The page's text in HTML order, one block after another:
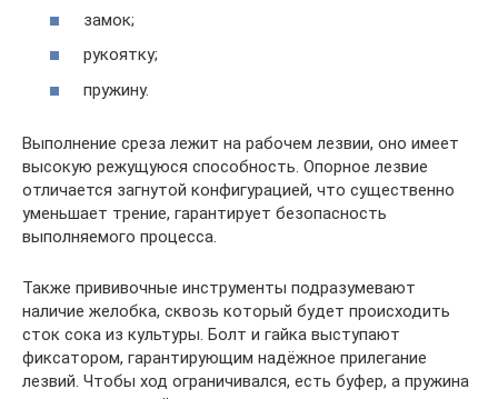
замок;
рукоятку;
пружину.
Выполнение среза лежит на рабочем лезвии, оно имеет
высокую режущуюся способность. Опорное лезвие
отличается загнутой конфигурацией, что существенно
уменьшает трение, гарантирует безопасность
выполняемого процесса.
Также прививочные инструменты подразумевают
наличие желобка, сквозь который будет происходить
сток сока из культуры. Болт и гайка выступают
фиксатором, гарантирующим надёжное прилегание
лезвий. Чтобы ход ограничивался, есть буфер, а пружина